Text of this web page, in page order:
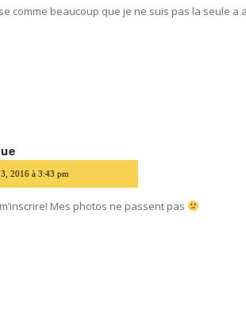
comme beaucoup que je ne suis pas la seule a
2016 à 3:43 pm
Mes photos ne passent pas